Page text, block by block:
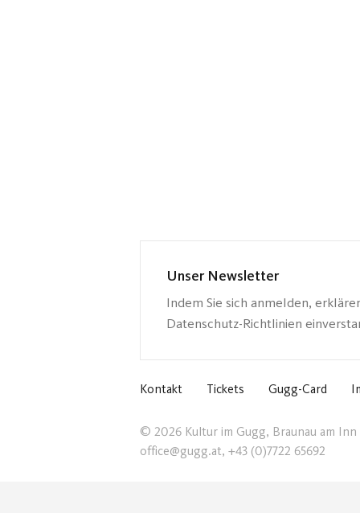
Unser Newsletter
Indem Sie sich anmelden,
Datenschutz-Richtlinien
Kontakt Tickets Gugg-Card
© 2026 Kultur im Gugg, Braunau am Inn
office@gugg.at, +43 (0)7722 65692